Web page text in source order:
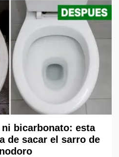
bicarbonato: esta
de sacar el sarro de